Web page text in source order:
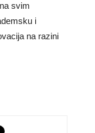
svim
i
na razini